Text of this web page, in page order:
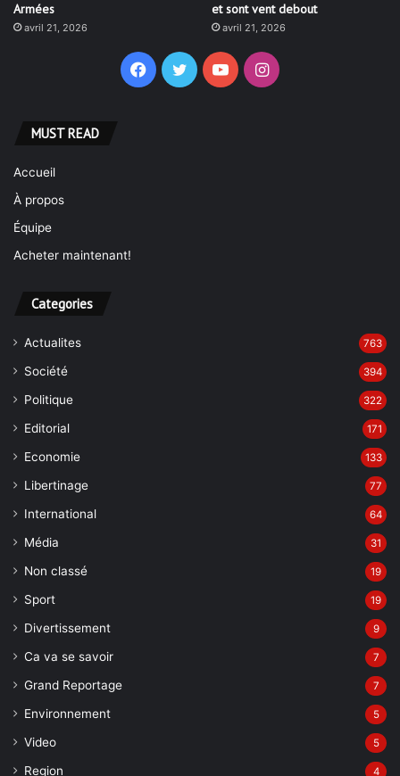
Armées
avril 21, 2026
et sont vent debout
avril 21, 2026
Facebook
TwitterYouTubeInstagram
MUST READ
Accueil
À propos
Équipe
Acheter maintenant!
Categories
Actualites 763
Société 394
Politique 322
Editorial 171
Economie 133
Libertinage 77
International 64
Média 31
Non classé 19
Sport 19
Divertissement 9
Ca va se savoir 7
Grand Reportage 7
Environnement 5
Video 5
Region 4